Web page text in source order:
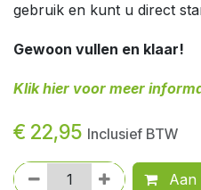
gebruik en kunt u direct
Gewoon vullen en klaar!
Klik hier voor meer
€ 22,95 Inclusief BTW
Aan